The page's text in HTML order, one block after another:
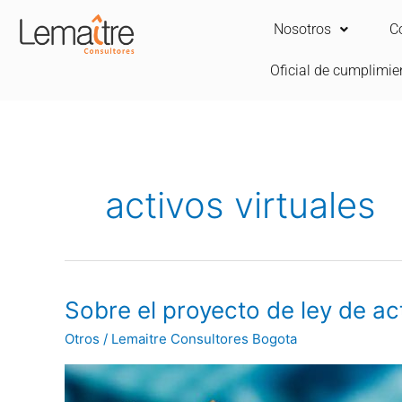
Nosotros
Oficial de
activos virtuales
Sobre el proyecto de ley de
Otros / Lemaitre Consultores Bogota
Sobre
proyecto
de
ley